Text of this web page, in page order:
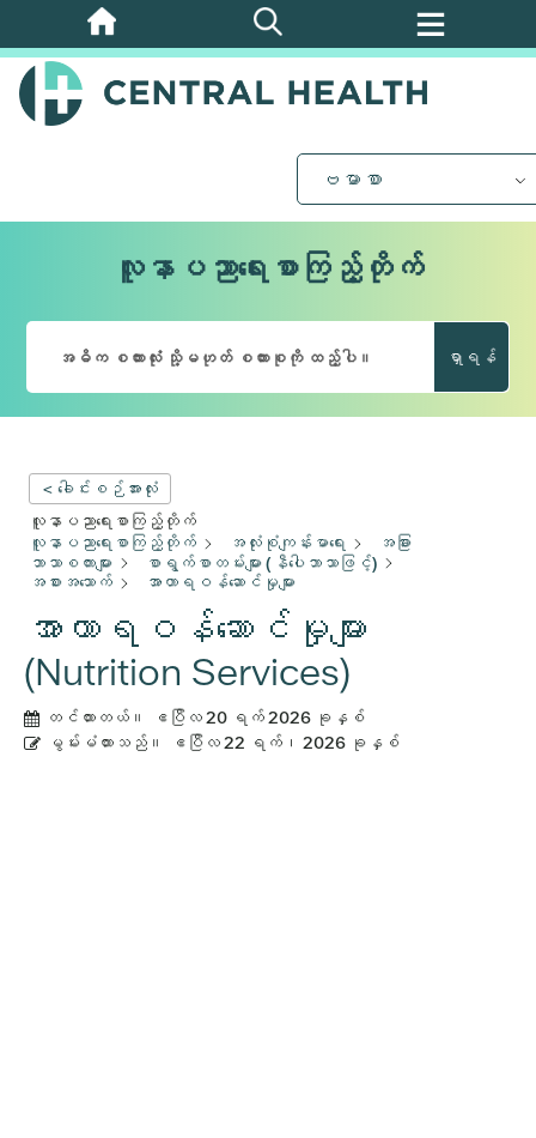
အဓိက
အကြောင်းအရာ
သို့
ဗမာစာ
လူနာပညာရေးစာကြည့်တိုက်
ရှာရန်
< ခေါင်းစဉ်အားလုံး
လူနာပညာရေးစာကြည့်တိုက်
လူနာပညာရေးစာကြည့်တိုက်
အလုံးစုံကျန်းမာရေး
အခြား
ဘာသာစကားများ
စာရွက်စာတမ်းများ (နီပေါဘာသာဖြင့်)
အစားအသောက်
အာဟာရဝန်ဆောင်မှုများ
အာဟာရဝန်ဆောင်မှုများ
(Nutrition Services)
တင်ထားတယ်။
ဧပြီလ 20 ရက် 2026 ခုနှစ်
မွမ်းမံထားသည်။
ဧပြီလ 22 ရက်၊ 2026 ခုနှစ်